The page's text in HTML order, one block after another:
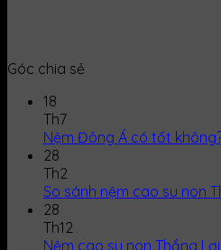
Góc chia sẻ
18
Th7
Nệm Đông Á có tốt
28
Th2
So sánh nệm cao su non
28
Th12
Nệm cao su non Thắng